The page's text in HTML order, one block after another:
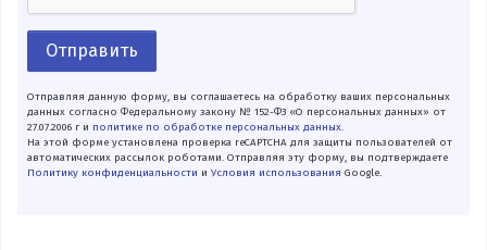
Отправить
Отправляя данную форму, вы соглашаетесь на обработку ваших персональных
данных согласно Федеральному закону № 152-ФЗ «О персональных данных» от
27.07.2006 г и политике по обработке персональных данных.
На этой форме установлена проверка reCAPTCHA для защиты пользователей от
автоматических рассылок роботами. Отправляя эту форму, вы подтверждаете
Политику конфиденциальности и Условия использования Google.